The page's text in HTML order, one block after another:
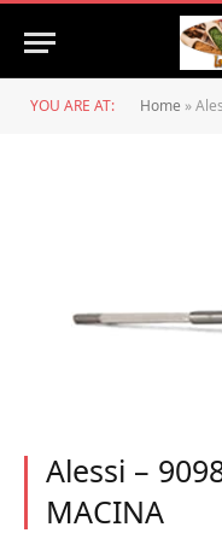
YOU ARE AT: Home »
Alessi –
MACINA